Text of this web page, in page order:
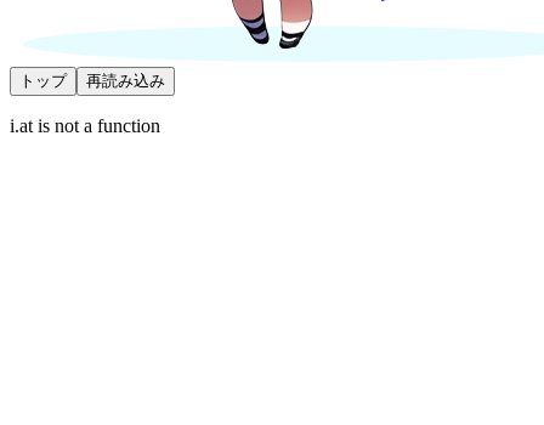
トップ 再読み込み
i.at is not a function